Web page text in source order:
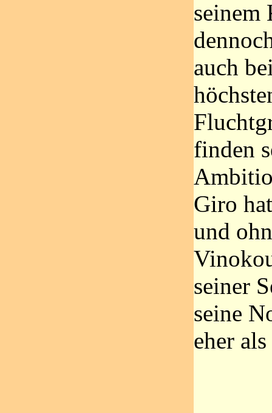
seinem
auch
finden
Giro
und
seiner
seine
eher